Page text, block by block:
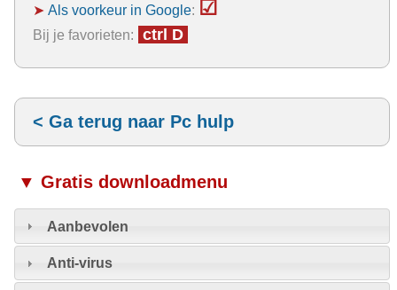
➤ Als voorkeur in Google: ☑
Bij je favorieten: ctrl D
< Ga terug naar Pc hulp
▼ Gratis downloadmenu
Aanbevolen
Anti-virus